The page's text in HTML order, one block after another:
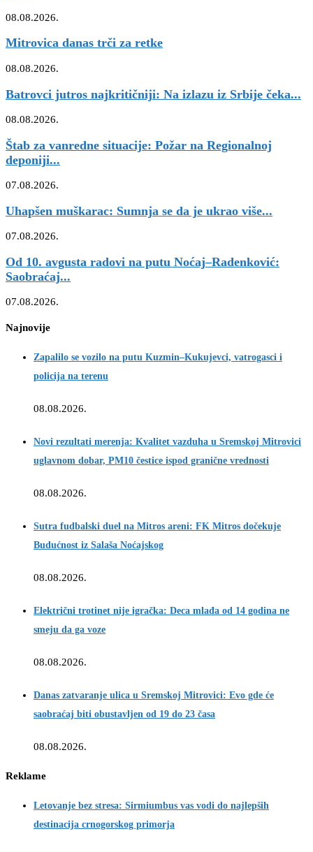
08.08.2026.
Mitrovica danas trči za retke
08.08.2026.
Batrovci jutros najkritičniji: Na izlazu iz Srbije čeka...
08.08.2026.
Štab za vanredne situacije: Požar na Regionalnoj
deponiji...
07.08.2026.
Uhapšen muškarac: Sumnja se da je ukrao više...
07.08.2026.
Od 10. avgusta radovi na putu Noćaj–Radenković:
Saobraćaj...
07.08.2026.
Najnovije
Zapalilo se vozilo na putu Kuzmin–Kukujevci, vatrogasci i
policija na terenu
08.08.2026.
Novi rezultati merenja: Kvalitet vazduha u Sremskoj Mitrovici
uglavnom dobar, PM10 čestice ispod granične vrednosti
08.08.2026.
Sutra fudbalski duel na Mitros areni: FK Mitros dočekuje
Budućnost iz Salaša Noćajskog
08.08.2026.
Električni trotinet nije igračka: Deca mlađa od 14 godina ne
smeju da ga voze
08.08.2026.
Danas zatvaranje ulica u Sremskoj Mitrovici: Evo gde će
saobraćaj biti obustavljen od 19 do 23 časa
08.08.2026.
Reklame
Letovanje bez stresa: Sirmiumbus vas vodi do najlepših
destinacija crnogorskog primorja